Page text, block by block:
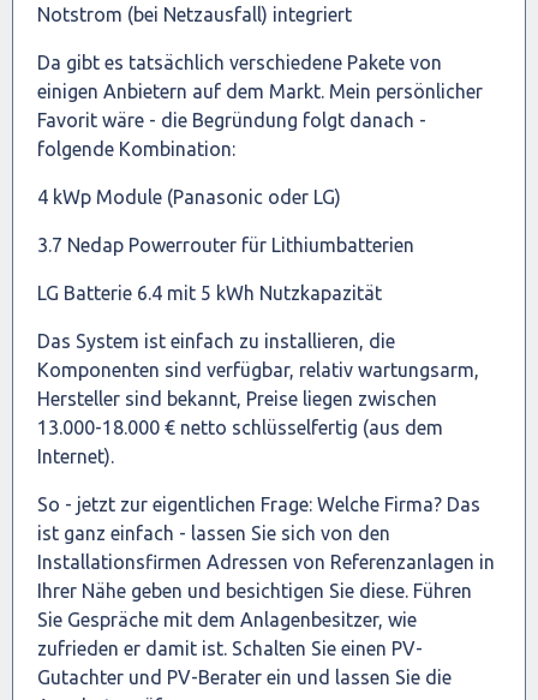
Notstrom (bei Netzausfall) integriert
Da gibt es tatsächlich verschiedene Pakete von
einigen Anbietern auf dem Markt. Mein persönlicher
Favorit wäre - die Begründung folgt danach -
folgende Kombination:
4 kWp Module (Panasonic oder LG)
3.7 Nedap Powerrouter für Lithiumbatterien
LG Batterie 6.4 mit 5 kWh Nutzkapazität
Das System ist einfach zu installieren, die
Komponenten sind verfügbar, relativ wartungsarm,
Hersteller sind bekannt, Preise liegen zwischen
13.000-18.000 € netto schlüsselfertig (aus dem
Internet).
So - jetzt zur eigentlichen Frage: Welche Firma? Das
ist ganz einfach - lassen Sie sich von den
Installationsfirmen Adressen von Referenzanlagen in
Ihrer Nähe geben und besichtigen Sie diese. Führen
Sie Gespräche mit dem Anlagenbesitzer, wie
zufrieden er damit ist. Schalten Sie einen PV-
Gutachter und PV-Berater ein und lassen Sie die